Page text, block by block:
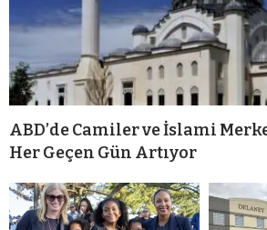
ABD’de Camiler ve İslami
Her Geçen Gün Artıyor